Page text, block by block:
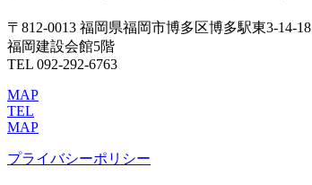
〒812-0013 福岡県福岡市博多区博多駅東3-14-18
福岡建設会館5階
TEL 092-292-6763
MAP
TEL
MAP
プライバシーポリシー